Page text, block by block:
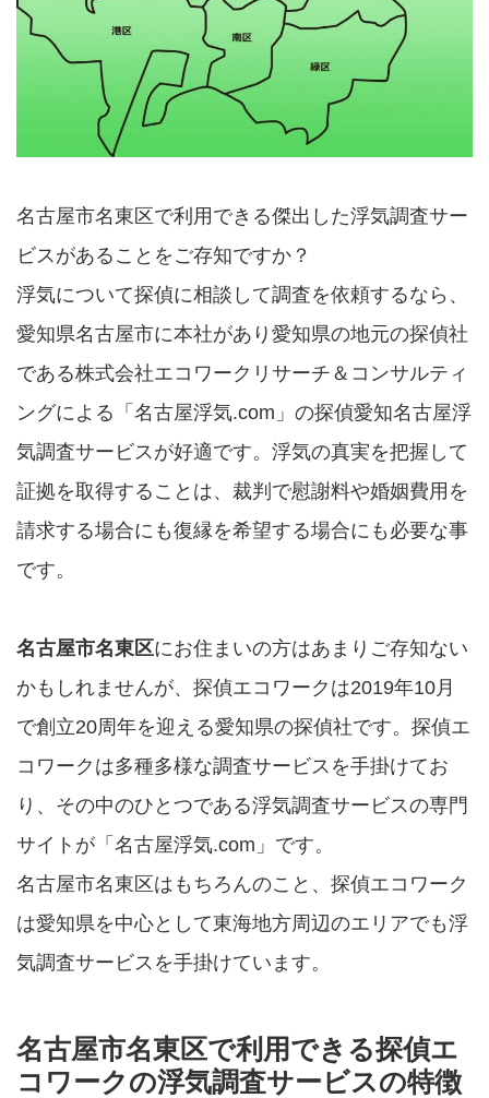
名古屋市名東区で利用できる傑出した浮気調査サー
ビスがあることをご存知ですか？
浮気について探偵に相談して調査を依頼するなら、
愛知県名古屋市に本社があり愛知県の地元の探偵社
である株式会社エコワークリサーチ＆コンサルティ
ングによる「名古屋浮気.com」の探偵愛知名古屋浮
気調査サービスが好適です。浮気の真実を把握して
証拠を取得することは、裁判で慰謝料や婚姻費用を
請求する場合にも復縁を希望する場合にも必要な事
です。
名古屋市名東区にお住まいの方はあまりご存知ない
かもしれませんが、探偵エコワークは2019年10月
で創立20周年を迎える愛知県の探偵社です。探偵エ
コワークは多種多様な調査サービスを手掛けてお
り、その中のひとつである浮気調査サービスの専門
サイトが「名古屋浮気.com」です。
名古屋市名東区はもちろんのこと、探偵エコワーク
は愛知県を中心として東海地方周辺のエリアでも浮
気調査サービスを手掛けています。
名古屋市名東区で利用できる探偵エ
コワークの浮気調査サービスの特徴